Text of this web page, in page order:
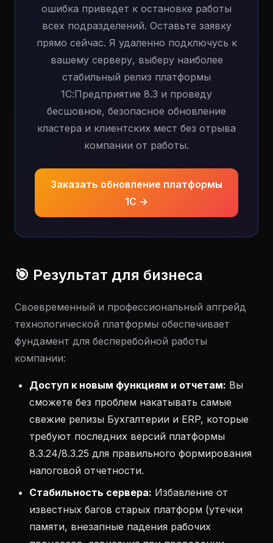
ошибка приведет к остановке работы
всех подразделений. Оставьте заявку
прямо сейчас. Я удаленно подключусь к
вашему серверу, выберу наиболее
стабильный релиз платформы
1С:Предприятие 8.3 и проведу
бесшовное, безопасное обновление
кластера и клиентских мест без отрыва
компании от работы.
Заказать обновление платформы
1С →
🎯 Результат для бизнеса
Своевременный и профессиональный апгрейд
технологической платформы обеспечивает
фундамент для бесперебойной работы
компании:
Доступ к новым функциям и отчетам: Вы
сможете без проблем накатывать самые
свежие релизы Бухгалтерии и ERP, которые
требуют последних версий платформы
8.3.24/8.3.25 для правильного формирования
налоговой отчетности.
Стабильность сервера: Избавление от
известных багов старых платформ (утечки
памяти, внезапные падения рабочих